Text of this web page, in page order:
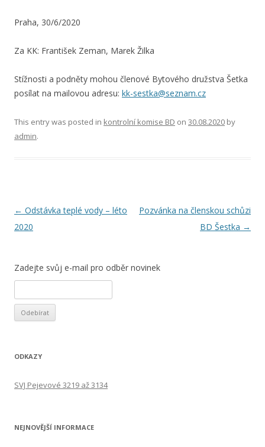
Praha, 30/6/2020
Za KK: František Zeman, Marek Žilka
Stížnosti a podněty mohou členové Bytového družstva Šetka
posílat na mailovou adresu: kk-sestka@seznam.cz
This entry was posted in kontrolní komise BD on 30.08.2020 by
admin.
Post
navigation
← Odstávka teplé vody – léto
2020
Pozvánka na členskou schůzi
BD Šestka →
Zadejte svůj e-mail pro odběr novinek
ODKAZY
SVJ Pejevové 3219 až 3134
NEJNOVĚJŠÍ INFORMACE